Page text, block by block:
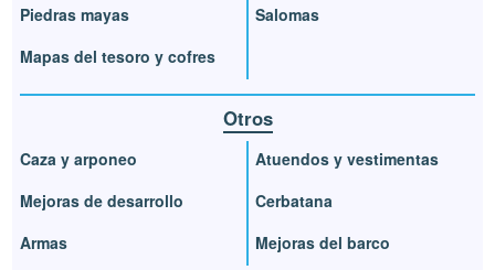
Piedras mayas
Mapas del tesoro y cofres
Salomas
Otros
Caza y arponeo
Mejoras de desarrollo
Armas
Atuendos y vestimentas
Cerbatana
Mejoras del barco